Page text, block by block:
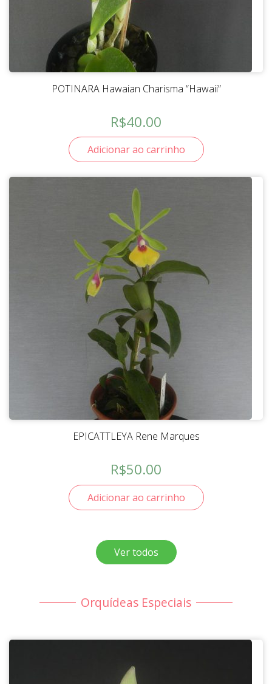
POTINARA Hawaian Charisma “Hawaii”
R$40.00
Adicionar ao carrinho
EPICATTLEYA Rene Marques
R$50.00
Adicionar ao carrinho
Ver todos
Orquídeas Especiais